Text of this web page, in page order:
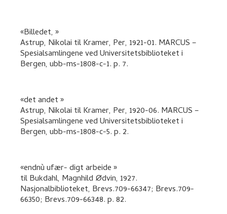
Billedet,
Astrup, Nikolai tilKramer, Per, 1921-01. MARCUS –
Spesialsamlingene ved Universitetsbiblioteket i
Bergen, ubb-ms-1808-c-1.p. 7.
det andet
Astrup, Nikolai tilKramer, Per, 1920-06. MARCUS –
Spesialsamlingene ved Universitetsbiblioteket i
Bergen, ubb-ms-1808-c-5.p. 2.
endnù ufær- digt arbeide
tilBukdahl, Magnhild Ødvin, 1927.
Nasjonalbiblioteket, Brevs.709-66347; Brevs.709-
66350; Brevs.709-66348.p. 82.